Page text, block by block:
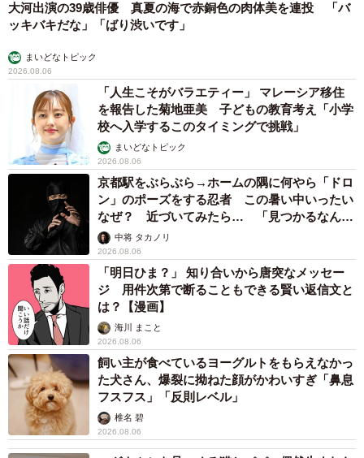
大河出演の39歳俳優 真夏の海で赤銅色の肉体美を連投 「バ
ッキバキだな」「ばり渋いです」
まいどなトピック
2026.08.06
「人生こそがバラエティー」 マレーシア移住
を報告した菊地亜美 子どもの教育考え「小学
校へ入学するこのタイミングで挑戦」
まいどなトピック
2026.08.06
京都駅をぶらぶら→ホームの隅に何やら「ドロ
ン」のポーズをする忍者 この暑い中いったい
なぜ？ 近づいてみたら… 「見つかるなんて
未熟」中将 タカノリ
2026.08.06
「明日ひま？」 知り合いから唐突なメッセー
ジ 用件次第で断ることもできる賢い返信文と
は？【漫画】
海川 まこと
2026.08.06
飼い主が食べているヨーグルトをもらえなかっ
た犬さん、爆裂に拗ねた顔がかわいすぎ「鼻息
フスフス」「反則レベル」
椎名 碧
2026.08.06